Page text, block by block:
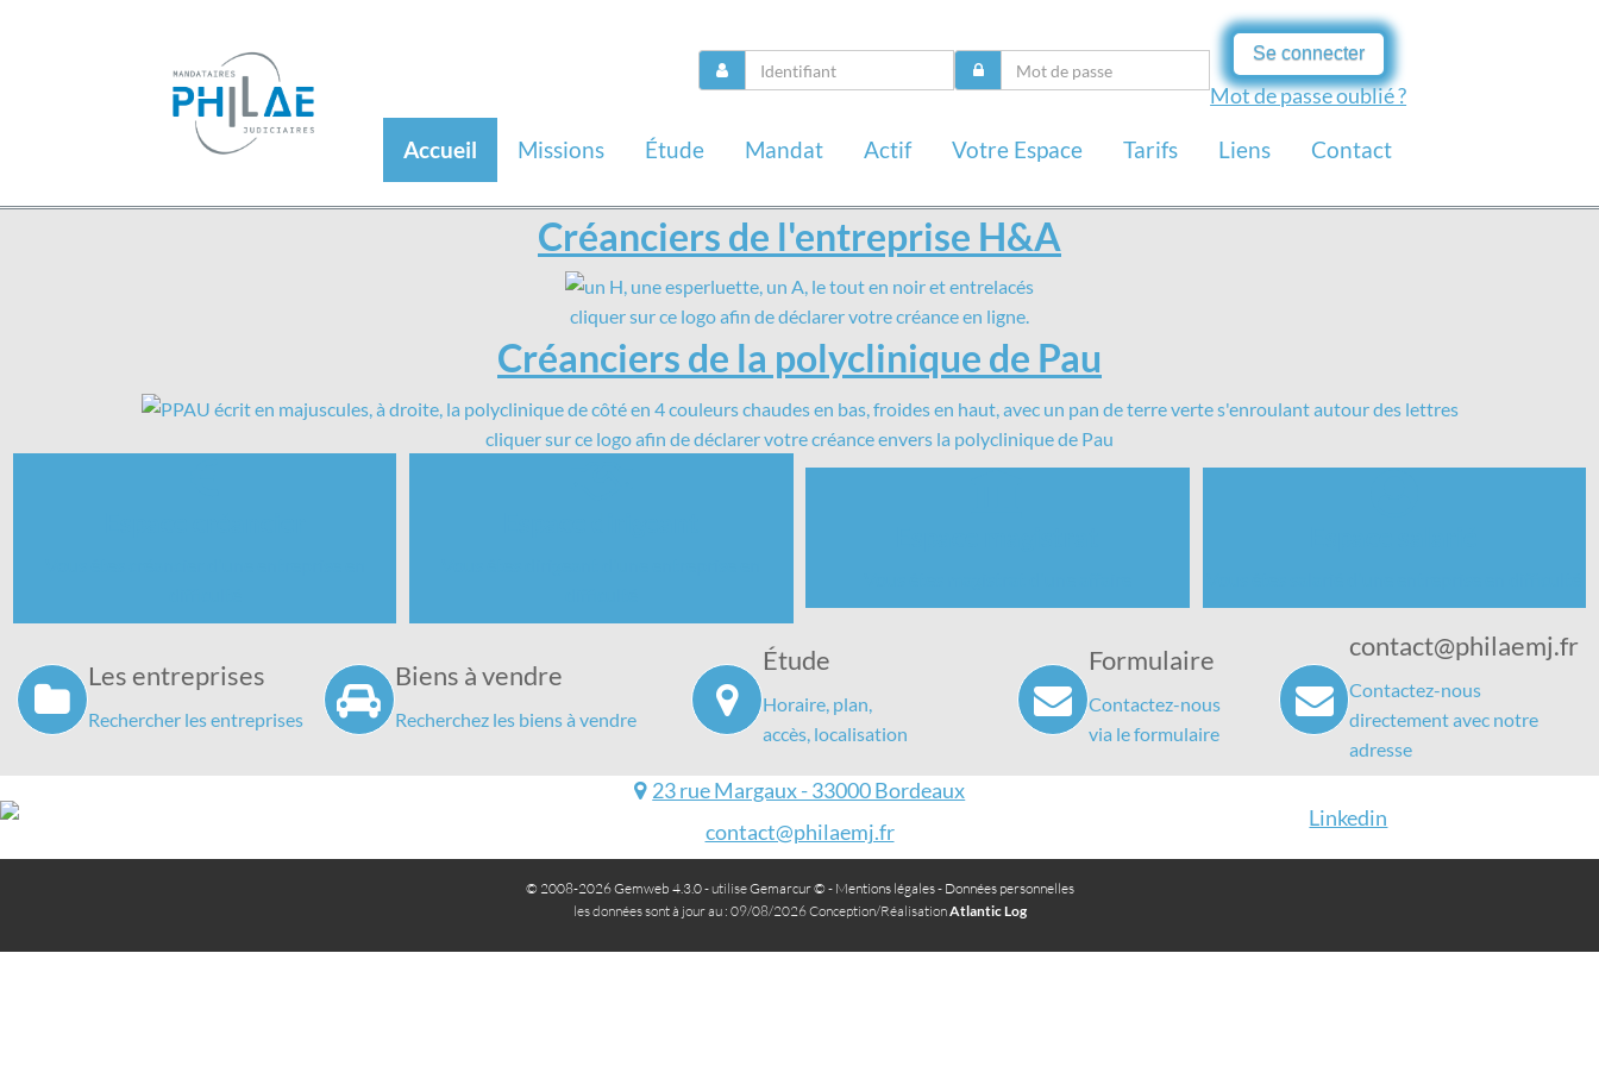
Se connecter
Mot de passe oublié ?
Accueil Missions Étude Mandat Actif Votre Espace Tarifs Liens Contact
Créanciers de l'entreprise H&A
cliquer sur ce logo afin de déclarer votre créance en ligne.
Créanciers de la polyclinique de Pau
cliquer sur ce logo afin de déclarer votre créance envers la polyclinique de Pau
Les entreprises
Rechercher les entreprises
Biens à vendre
Recherchez les biens à vendre
Étude
Horaire, plan,
accès, localisation
Formulaire
Contactez-nous
via le formulaire
contact@philaemj.fr
Contactez-nous
directement avec notre
adresse
23 rue Margaux - 33000 Bordeaux
contact@philaemj.fr
Linkedin
© 2008-2026 Gemweb 4.3.0- utiliseGemarcur © - Mentions légales- Données personnelles
les données sont à jour au : 09/08/2026 Conception/RéalisationAtlantic Log